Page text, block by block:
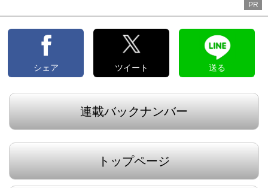
PR
シェア ツイート 送る
連載バックナンバー
トップページ